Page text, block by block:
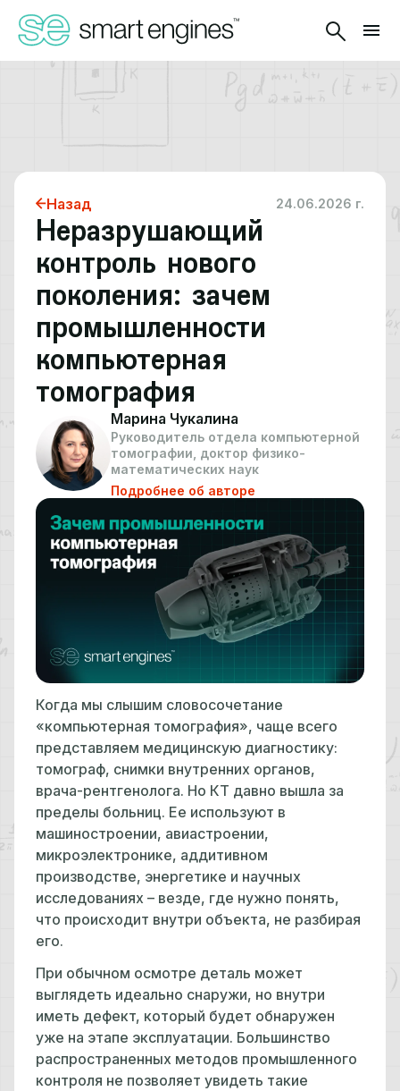
Назад 24.06.2026 г.
Неразрушающий
контроль нового
поколения: зачем
промышленности
компьютерная
томография
Марина Чукалина
Руководитель отдела компьютерной
томографии, доктор физико-
математических наук
Подробнее об авторе
Когда мы слышим словосочетание
«компьютерная томография», чаще всего
представляем медицинскую диагностику:
томограф, снимки внутренних органов,
врача-рентгенолога. Но КТ давно вышла за
пределы больниц. Ее используют в
машиностроении, авиастроении,
микроэлектронике, аддитивном
производстве, энергетике и научных
исследованиях – везде, где нужно понять,
что происходит внутри объекта, не разбирая
его.
При обычном осмотре деталь может
выглядеть идеально снаружи, но внутри
иметь дефект, который будет обнаружен
уже на этапе эксплуатации. Большинство
распространенных методов промышленного
контроля не позволяет увидеть такие